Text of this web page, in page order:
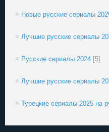
Новые русские сериалы
Лучшие русские сериалы
Русские сериалы 2024 [5]
Лучшие русские сериалы
Турецкие сериалы 2025 на